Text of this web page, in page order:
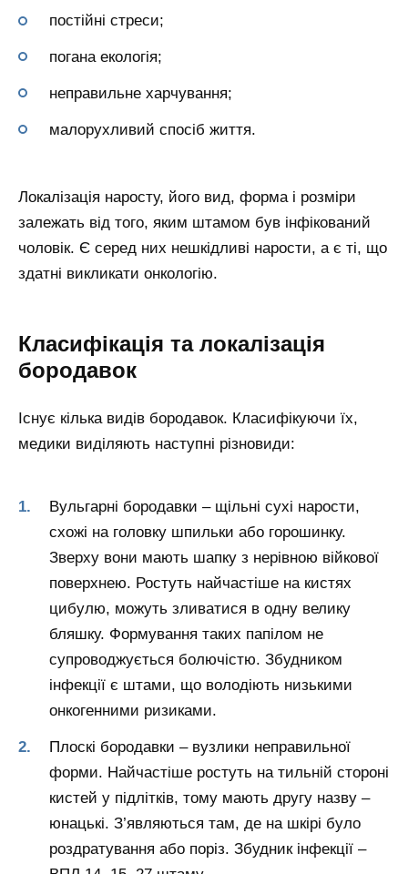
постійні стреси;
погана екологія;
неправильне харчування;
малорухливий спосіб життя.
Локалізація наросту, його вид, форма і розміри
залежать від того, яким штамом був інфікований
чоловік. Є серед них нешкідливі нарости, а є ті, що
здатні викликати онкологію.
Класифікація та локалізація
бородавок
Існує кілька видів бородавок. Класифікуючи їх,
медики виділяють наступні різновиди:
Вульгарні бородавки – щільні сухі нарости,
схожі на головку шпильки або горошинку.
Зверху вони мають шапку з нерівною війкової
поверхнею. Ростуть найчастіше на кистях
цибулю, можуть зливатися в одну велику
бляшку. Формування таких папілом не
супроводжується болючістю. Збудником
інфекції є штами, що володіють низькими
онкогенними ризиками.
Плоскі бородавки – вузлики неправильної
форми. Найчастіше ростуть на тильній стороні
кистей у підлітків, тому мають другу назву –
юнацькі. З’являються там, де на шкірі було
роздратування або поріз. Збудник інфекції –